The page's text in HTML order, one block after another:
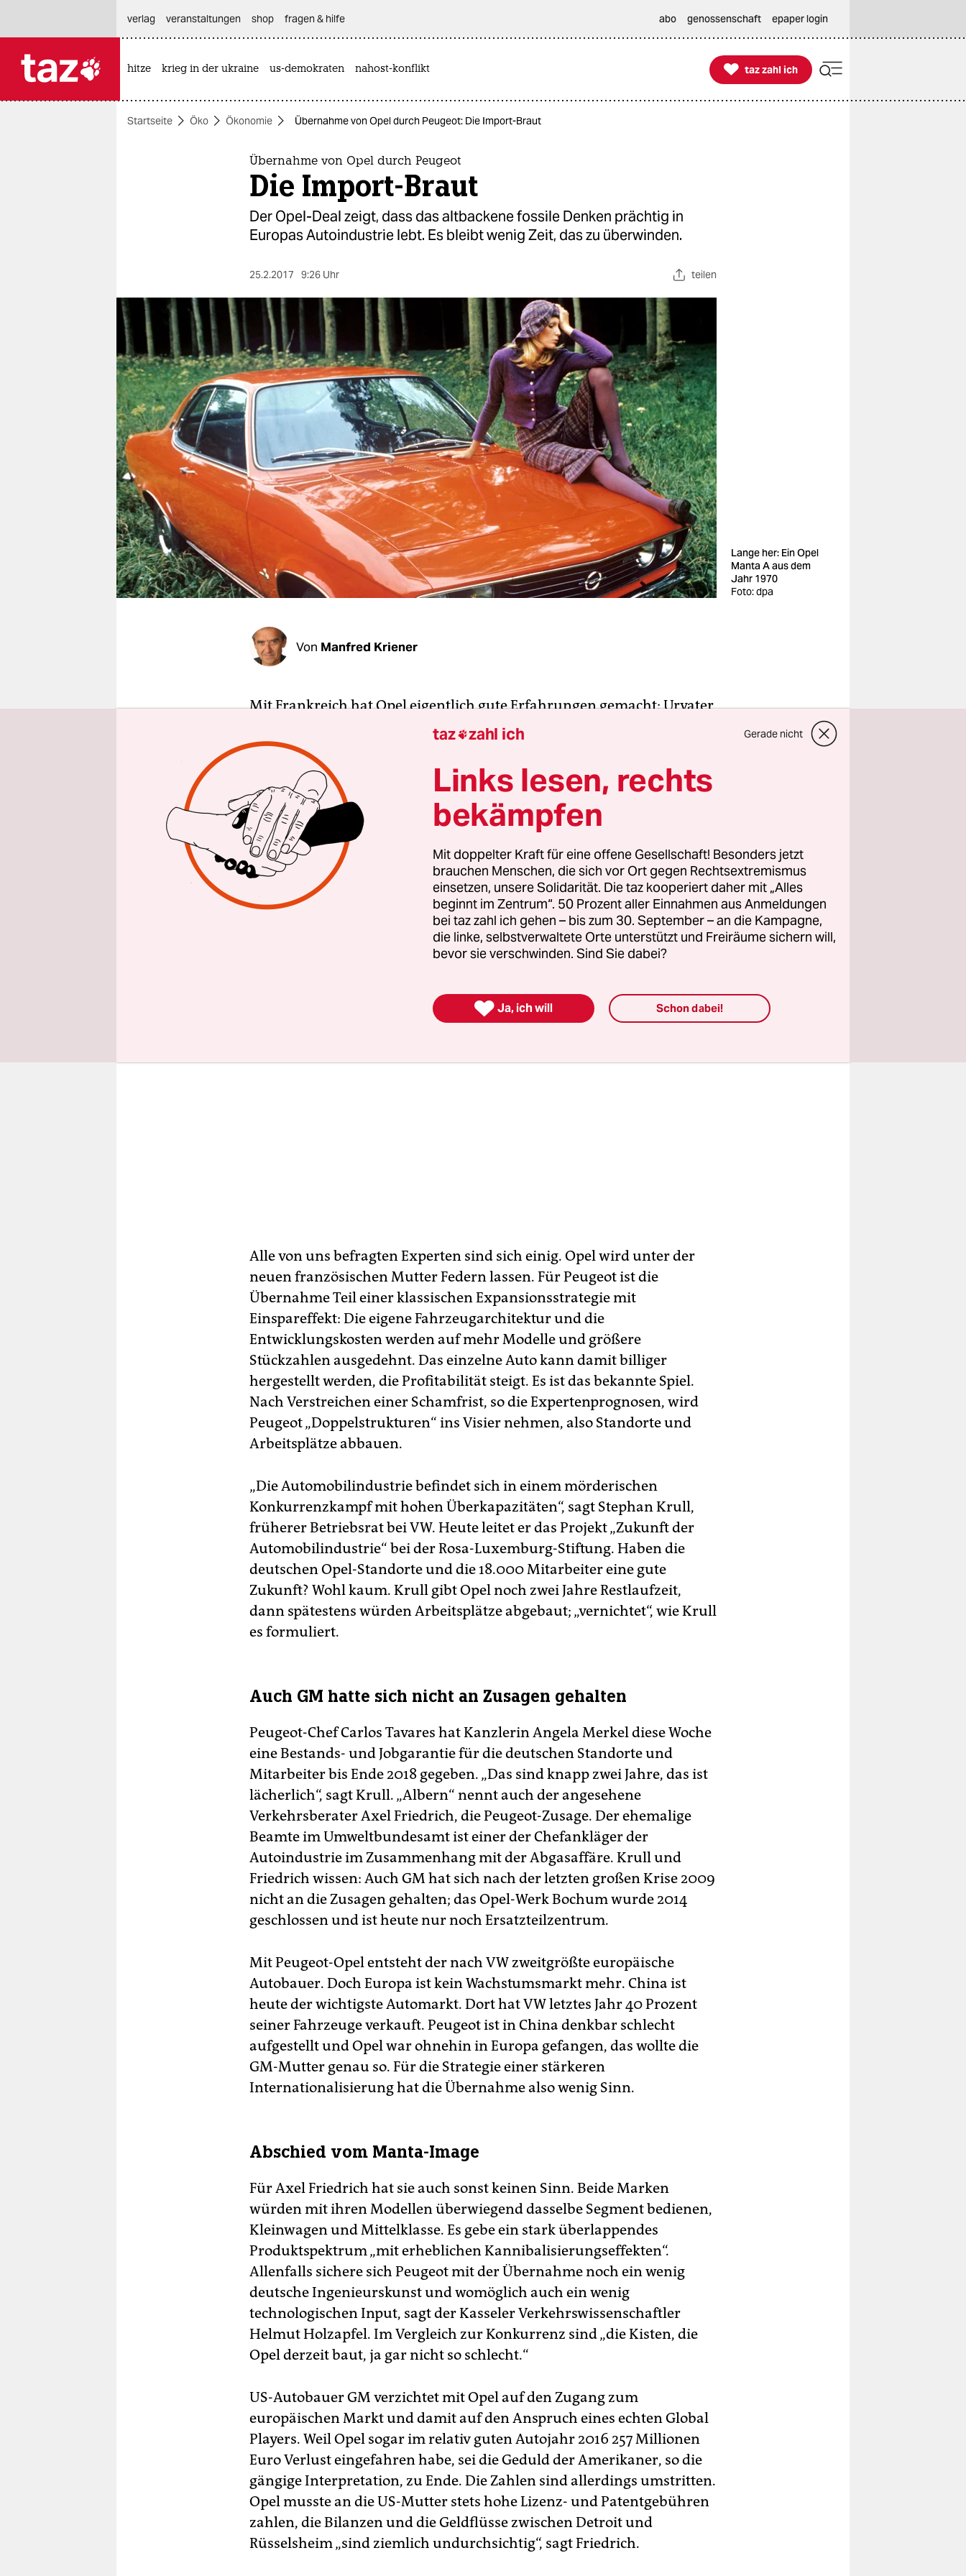
themen
berlin
nord
wahrheit
verlag
verlag
veranstaltungen
shop
fragen & hilfe
unterstützen
abo
verlag
veranstaltungen shop fragen & hilfe abo genossenschaft epaper login
hitze krieg in der ukraine us-demokraten nahost-konflikt 
taz zahl ich
taz zahl ich
Startseite Öko Ökonomie Übernahme von Opel durch Peugeot: Die Import-Braut
Übernahme von Opel durch Peugeot
Die Import-Braut
Der Opel-Deal zeigt, dass das altbackene fossile Denken prächtig in
Europas Autoindustrie lebt. Es bleibt wenig Zeit, das zu überwinden.
25.2.2017 9:26 Uhr teilen
Lange her: Ein Opel
Manta A aus dem
Jahr 1970
Foto: dpa
Von Manfred Kriener
Mit Frankreich hat Opel eigentlich gute Erfahrungen gemacht: Urvater
Adam Opel hatte Ende des 19. Jahrhunderts in Paris gelernt, wie man
Nähmaschinen baut, später produzierte er auch schnittige Fahrräder.
Es war der erfolgreiche Beginn einer langen Unternehmensgeschichte.
Seine Söhne fertigten 1899 die ersten Autos, 1902 in Lizenz auch
französische Darracq-Modelle.
115 Jahre später sind es schon wieder die Franzosen: Die traditionelle
Rüsselsheimer Blitzmarke, in Glanzzeiten Nummer eins in Europa,
wird von dem französischen Konkurrenten PSA (Peugeot, Citroën, DS)
übernommen. Die alte Mutter GM wird die verlustreiche deutsche
Tochter endgültig los. Eine neue überraschende Volte in der langen
Opel-Leidensgeschichte. Die ist noch nicht zu Ende.
Alle von uns befragten Experten sind sich einig. Opel wird unter der
neuen französischen Mutter Federn lassen. Für Peugeot ist die
Übernahme Teil einer klassischen Expansionsstrategie mit
Einspareffekt: Die eigene Fahrzeugarchitektur und die
Entwicklungskosten werden auf mehr Modelle und größere
Stückzahlen ausgedehnt. Das einzelne Auto kann damit billiger
hergestellt werden, die Profitabilität steigt. Es ist das bekannte Spiel.
Nach Verstreichen einer Schamfrist, so die Expertenprognosen, wird
Peugeot „Doppelstrukturen“ ins Visier nehmen, also Standorte und
Arbeitsplätze abbauen.
„Die Automobilindustrie befindet sich in einem mörderischen
Konkurrenzkampf mit hohen Überkapazitäten“, sagt Stephan Krull,
früherer Betriebsrat bei VW. Heute leitet er das Projekt „Zukunft der
Automobilindustrie“ bei der Rosa-Luxemburg-Stiftung. Haben die
deutschen Opel-Standorte und die 18.000 Mitarbeiter eine gute
Zukunft? Wohl kaum. Krull gibt Opel noch zwei Jahre Restlaufzeit,
dann spätestens würden Arbeitsplätze abgebaut; „vernichtet“, wie Krull
es formuliert.
Auch GM hatte sich nicht an Zusagen gehalten
Peugeot-Chef Carlos Tavares hat Kanzlerin Angela Merkel diese Woche
eine Bestands- und Jobgarantie für die deutschen Standorte und
Mitarbeiter bis Ende 2018 gegeben. „Das sind knapp zwei Jahre, das ist
lächerlich“, sagt Krull. „Albern“ nennt auch der angesehene
Verkehrsberater Axel Friedrich, die Peugeot-Zusage. Der ehemalige
Beamte im Umweltbundesamt ist einer der Chefankläger der
Autoindustrie im Zusammenhang mit der Abgasaffäre. Krull und
Friedrich wissen: Auch GM hat sich nach der letzten großen Krise 2009
nicht an die Zusagen gehalten; das Opel-Werk Bochum wurde 2014
geschlossen und ist heute nur noch Ersatzteilzentrum.
Mit Peugeot-Opel entsteht der nach VW zweitgrößte europäische
Autobauer. Doch Europa ist kein Wachstumsmarkt mehr. China ist
heute der wichtigste Automarkt. Dort hat VW letztes Jahr 40 Prozent
seiner Fahrzeuge verkauft. Peugeot ist in China denkbar schlecht
aufgestellt und Opel war ohnehin in Europa gefangen, das wollte die
GM-Mutter genau so. Für die Strategie einer stärkeren
Internationalisierung hat die Übernahme also wenig Sinn.
Abschied vom Manta-Image
Für Axel Friedrich hat sie auch sonst keinen Sinn. Beide Marken
würden mit ihren Modellen überwiegend dasselbe Segment bedienen,
Kleinwagen und Mittelklasse. Es gebe ein stark überlappendes
Produktspektrum „mit erheblichen Kannibalisierungseffekten“.
Allenfalls sichere sich Peugeot mit der Übernahme noch ein wenig
deutsche Ingenieurskunst und womöglich auch ein wenig
technologischen Input, sagt der Kasseler Verkehrswissenschaftler
Helmut Holzapfel. Im Vergleich zur Konkurrenz sind „die Kisten, die
Opel derzeit baut, ja gar nicht so schlecht.“
US-Autobauer GM verzichtet mit Opel auf den Zugang zum
europäischen Markt und damit auf den Anspruch eines echten Global
Players. Weil Opel sogar im relativ guten Autojahr 2016 257 Millionen
Euro Verlust eingefahren habe, sei die Geduld der Amerikaner, so die
gängige Interpretation, zu Ende. Die Zahlen sind allerdings umstritten.
Opel musste an die US-Mutter stets hohe Lizenz- und Patentgebühren
zahlen, die Bilanzen und die Geldflüsse zwischen Detroit und
Rüsselsheim „sind ziemlich undurchsichtig“, sagt Friedrich.
taz zahl ich Gerade nicht
Links lesen, rechts
bekämpfen
Mit doppelter Kraft für eine offene Gesellschaft! Besonders jetzt
brauchen Menschen, die sich vor Ort gegen Rechtsextremismus
einsetzen, unsere Solidarität. Die taz kooperiert daher mit „Alles
beginnt im Zentrum“. 50 Prozent aller Einnahmen aus Anmeldungen
bei taz zahl ich gehen – bis zum 30. September – an die Kampagne,
die linke, selbstverwaltete Orte unterstützt und Freiräume sichern will,
bevor sie verschwinden. Sind Sie dabei?
 Ja, ich will Schon dabei!